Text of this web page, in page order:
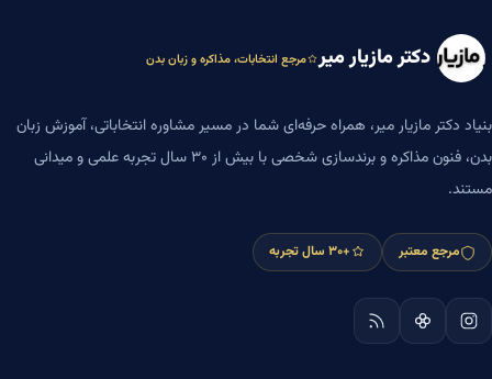
دکتر مازیار میر مرجع انتخابات، مذاکره و زبان بدن
بنیاد دکتر مازیار میر، همراه حرفه‌ای شما در مسیر مشاوره انتخاباتی، آموزش زبان
بدن، فنون مذاکره و برندسازی شخصی با بیش از ۳۰ سال تجربه علمی و میدانی
مستند.
مرجع معتبر +۳۰ سال تجربه